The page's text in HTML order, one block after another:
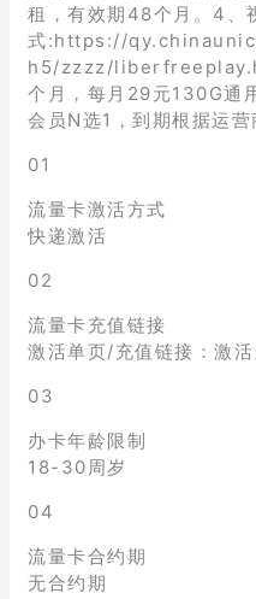
租，有效期48个月。4、
式:https://
h5/zzzz/
个月，每月29元130G通
会员N选1，到期根据运营
01
流量卡激活方式
快递激活
02
流量卡充值链接
激活单页/充值链接：激
03
办卡年龄限制
18-30周岁
04
流量卡合约期
无合约期